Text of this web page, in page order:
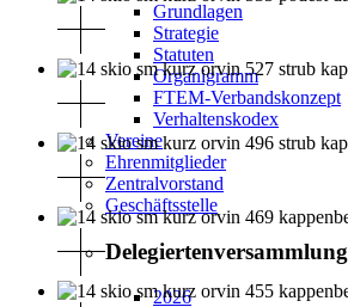
Grundlagen
Strategie
Statuten
Organigramm
FTEM-Verbandskonzept
Verhaltenskodex
Vereine
Ehrenmitglieder
Zentralvorstand
Geschäftsstelle
Delegiertenversammlung
2026